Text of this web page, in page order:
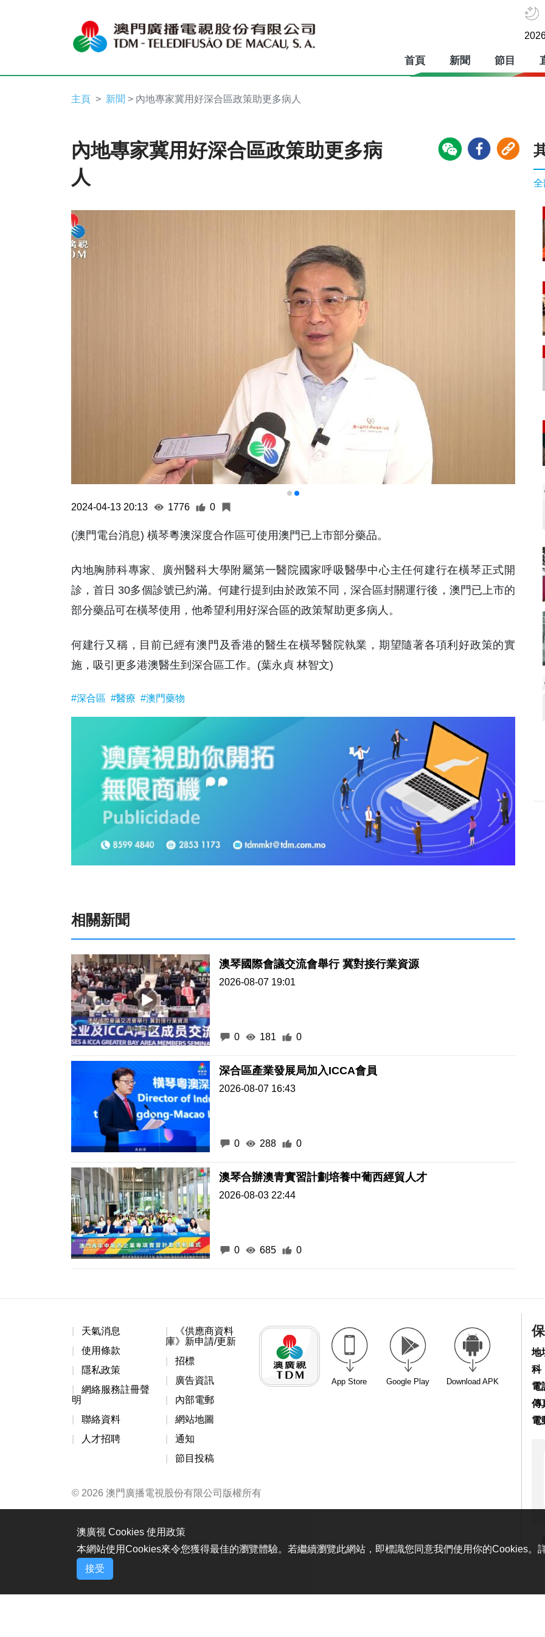
首頁 新聞 節目
主頁 新聞 > 內地專家冀用好深合區政策助更多病人
內地專家冀用好深合區政策助更多病
人
2024-04-13 20:13 1776 0
(澳門電台消息) 橫琴粵澳深度合作區可使用澳門已上市部分藥品。
內地胸肺科專家、廣州醫科大學附屬第一醫院國家呼吸醫學中心主任何建行在橫琴正式開
診，首日 30多個診號已約滿。何建行提到由於政策不同，深合區封關運行後，澳門已上市的
部分藥品可在橫琴使用，他希望利用好深合區的政策幫助更多病人。
何建行又稱，目前已經有澳門及香港的醫生在橫琴醫院執業，期望隨著各項利好政策的實
施，吸引更多港澳醫生到深合區工作。(葉永貞 林智文)
#深合區 #醫療 #澳門藥物
相關新聞
澳琴國際會議交流會舉行 冀對接行業資源
2026-08-07 19:01
0 181 0
深合區產業發展局加入ICCA會員
2026-08-07 16:43
0 288 0
澳琴合辦澳青實習計劃培養中葡西經貿人才
2026-08-03 22:44
0 685 0
全
天氣消息
使用條款
隱私政策
網絡服務註冊聲
明
聯絡資料
人才招聘
《供應商資料
庫》新申請/更新
招標
廣告資訊
內部電郵
網站地圖
通知
節目投稿
App Store Google Play Download APK
© 2026 澳門廣播電視股份有限公司版權所有
地
科
電
傳
電
澳廣視 Cookies 使用政策
本網站使用Cookies來令您獲得最佳的瀏覽體驗。若繼續瀏覽此網站，即標識您同意我們使用你的Cookies。
接受